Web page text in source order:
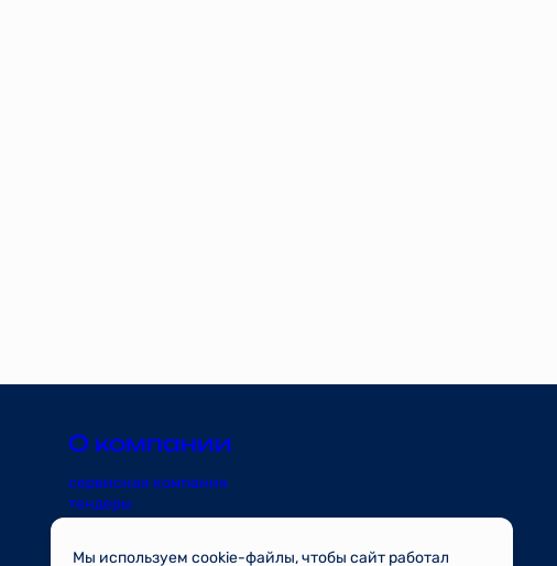
О компании
сервисная компания
тендеры
Мы используем cookie-файлы, чтобы сайт работал